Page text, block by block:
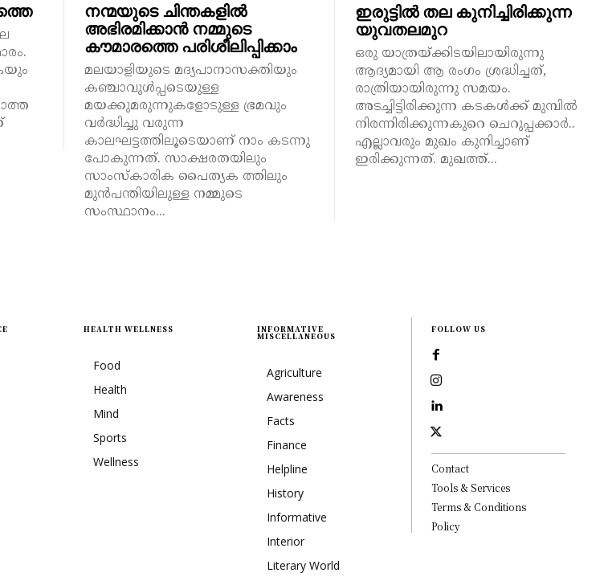
നന്മയുടെ ചിന്തകളിൽ
അഭിരമിക്കാൻ നമ്മുടെ
കൗമാരത്തെ പരിശീലിപ്പിക്കാം
മലയാളിയുടെ മദ്യപാനാസക്തിയും
കഞ്ചാവുൾപ്പടെയുള്ള
മയക്കുമരുന്നുകളോടുള്ള ഭ്രമവും
വർദ്ധിച്ചു വരുന്ന
കാലഘട്ടത്തിലൂടെയാണ് നാം കടന്നു
പോകുന്നത്. സാക്ഷരതയിലും
സാംസ്കാരിക പൈത്യക ത്തിലും
മുൻപന്തിയിലുള്ള നമ്മുടെ
സംസ്ഥാനം...
ഇരുട്ടില്‍ തല കുനിച്ചിരിക്കുന്ന
യുവതലമുറ
ഒരു യാത്രയ്ക്കിടയിലായിരുന്നു
ആദ്യമായി ആ രംഗം ശ്രദ്ധിച്ചത്,
രാത്രിയായിരുന്നു സമയം.
അടച്ചിട്ടിരിക്കുന്ന കടകള്‍ക്ക് മുമ്പില്‍
നിരന്നിരിക്കുന്നകുറെ ചെറുപ്പക്കാര്‍..
എല്ലാവരും മുഖം കുനിച്ചാണ്
ഇരിക്കുന്നത്. മുഖത്ത്...
HEALTH WELLNESS
Food
Health
Mind
Sports
Wellness
INFORMATIVE
MISCELLANEOUS
Agriculture
Awareness
Facts
Finance
Helpline
History
Informative
Interior
Literary World
FOLLOW US
Contact
Tools & Services
Terms & Conditions
Policy